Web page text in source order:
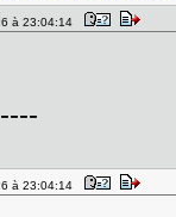
à 23:04:14
à 23:04:14